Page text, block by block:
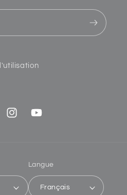
InstagramYouTube
Langue
Français